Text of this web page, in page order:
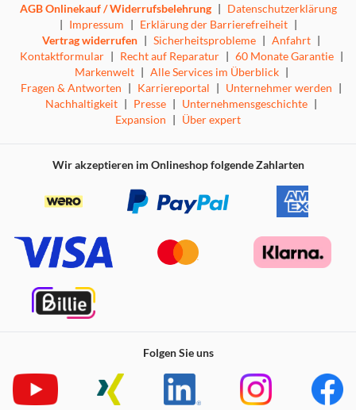
AGB Onlinekauf / Widerrufsbelehrung | Datenschutzerklärung
| Impressum | Erklärung der Barrierefreiheit |
Vertrag widerrufen | Sicherheitsprobleme | Anfahrt |
Kontaktformular | Recht auf Reparatur | 60 Monate Garantie |
Markenwelt | Alle Services im Überblick |
Fragen & Antworten | Karriereportal | Unternehmer werden |
Nachhaltigkeit | Presse | Unternehmensgeschichte |
Expansion | Über expert
Wir akzeptieren im Onlineshop folgende Zahlarten
Folgen Sie uns